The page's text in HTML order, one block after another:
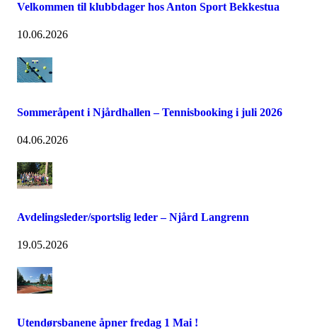
Velkommen til klubbdager hos Anton Sport Bekkestua
10.06.2026
Sommeråpent i Njårdhallen – Tennisbooking i juli 2026
04.06.2026
Avdelingsleder/sportslig leder – Njård Langrenn
19.05.2026
Utendørsbanene åpner fredag 1 Mai !